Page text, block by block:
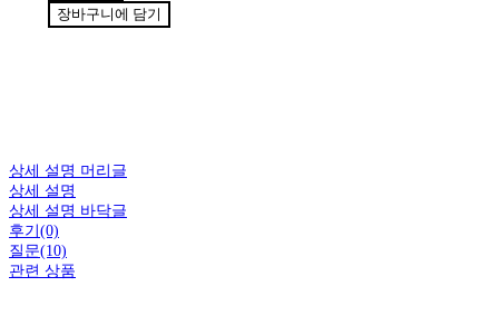
장바구니에 담기
상세 설명 머리글
상세 설명
상세 설명 바닥글
후기(0)
질문(10)
관련 상품